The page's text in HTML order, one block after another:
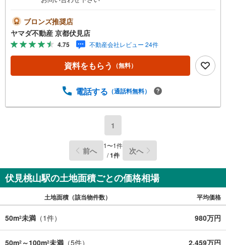
ブロンズ推奨店
ヤマダ不動産 京都伏見店
4.75 不動産会社レビュー 24件
資料をもらう （無料）
電話する （通話料無料）
1
前へ 1〜1件
/1件 次へ
伏見桃山駅の土地面積ごとの価格相場
土地面積（該当物件数） 平均価格
50m2未満 （1件） 980万円
50m2 ～100m2未満 （5件） 2,459万円